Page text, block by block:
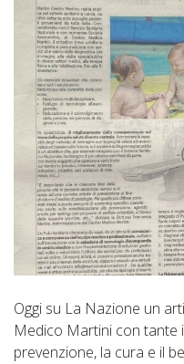
Oggi su La Nazione un
Medico Martini con tante
prevenzione, la cura e il